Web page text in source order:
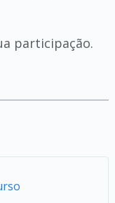
participação.